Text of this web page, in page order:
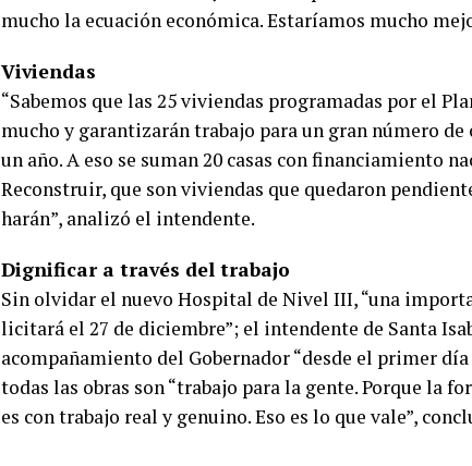
mucho la ecuación económica. Estaríamos mucho
Viviendas
“Sabemos que las 25 viviendas programadas por el
mucho y garantizarán trabajo para un gran número
un año. A eso se suman 20 casas con financiamiento
Reconstruir, que son viviendas que quedaron
harán”, analizó el intendente.
Dignificar a través del trabajo
Sin olvidar el nuevo Hospital de Nivel III, “una
licitará el 27 de diciembre”; el intendente de Santa
acompañamiento del Gobernador “desde el primer
todas las obras son “trabajo para la gente. Porque la
es con trabajo real y genuino. Eso es lo que vale”,